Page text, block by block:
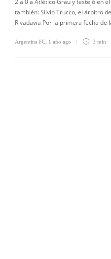
2 a 0 a Atlético Grau y festejó en
también: Silvio Trucco, el árbitro
Rivadavia Por la primera fecha de
Argentina FC 1 año ago 3 min